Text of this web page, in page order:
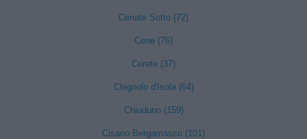
Cenate Sotto (72)
Cene (76)
Cerete (37)
Chignolo d'Isola (64)
Chiuduno (159)
Cisano Bergamasco (101)